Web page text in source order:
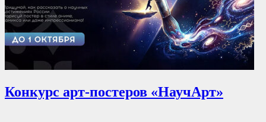
Конкурс арт-постеров «НаучАрт»